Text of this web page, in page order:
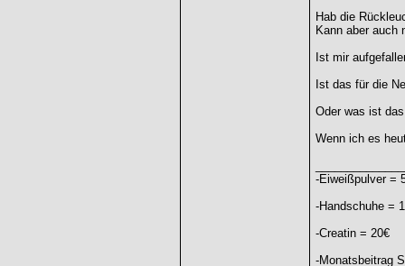
Hab die
Kann aber auch
Ist mir
Ist das für die
Oder was ist
Wenn ich es
-Eiweißpulver =
-Handschuhe =
-Creatin = 20€
-Monatsbeitrag